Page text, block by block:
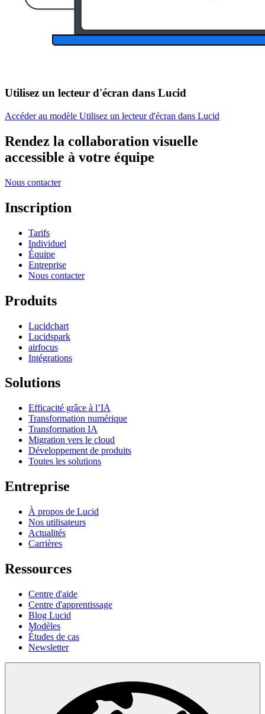
Utilisez un lecteur d'écran dans Lucid
Accéder au modèle Utilisez un lecteur d'écran dans Lucid
Rendez la collaboration visuelle
accessible à votre équipe
Nous contacter
Inscription
Tarifs
Individuel
Équipe
Entreprise
Nous contacter
Produits
Lucidchart
Lucidspark
airfocus
Intégrations
Solutions
Efficacité grâce à l’IA
Transformation numérique
Transformation IA
Migration vers le cloud
Développement de produits
Toutes les solutions
Entreprise
À propos de Lucid
Nos utilisateurs
Actualités
Carrières
Ressources
Centre d'aide
Centre d'apprentissage
Blog Lucid
Modèles
Études de cas
Newsletter